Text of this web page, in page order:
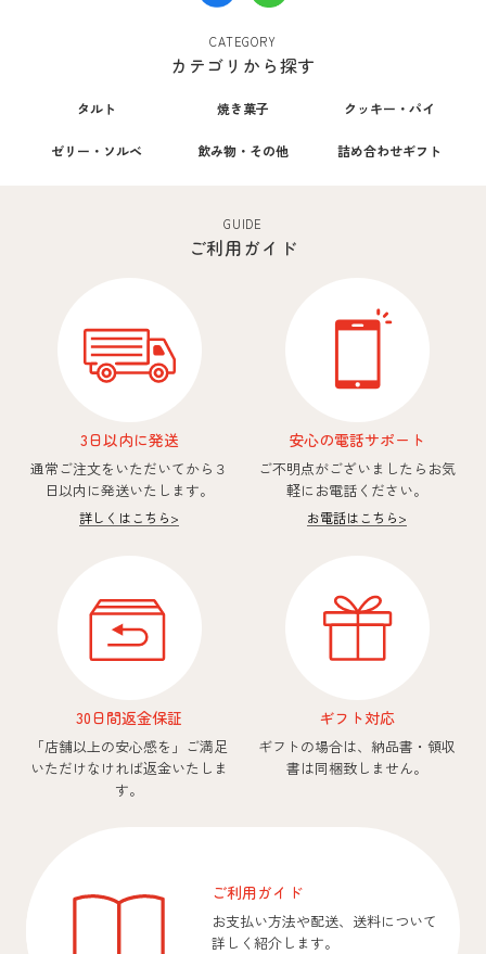
CATEGORY
カテゴリから探す
タルト 焼き菓子 クッキー・パイ
ゼリー・ソルベ 飲み物・その他 詰め合わせギフト
GUIDE
ご利用ガイド
3日以内に発送
通常ご注文をいただいてから ３
日以内に発送いたします。
詳しくはこちら>
安心の電話サポート
ご不明点がございましたら お気
軽にお電話ください。
お電話はこちら>
30日間返金保証
「店舗以上の安心感を」 ご満足
いただけなければ返金いたしま
す。
ギフト対応
ギフトの場合は、納品書・領収
書は同梱致しません。
ご利用ガイド
お支払い方法や配送、送料について
詳しく紹介します。